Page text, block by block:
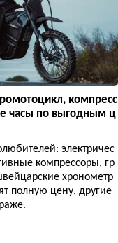
компресс
часы по выгодным ц
электричес
компрессоры, гр
хронометр
полную цену, другие